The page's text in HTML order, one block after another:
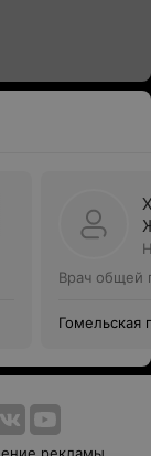
Врач общей
Гомельская